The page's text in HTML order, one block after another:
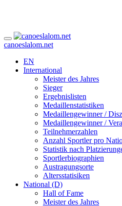
canoeslalom.net
EN
International
Meister des Jahres
Sieger
Ergebnislisten
Medaillenstatistiken
Medaillengewinner /
Medaillengewinner /
Teilnehmerzahlen
Anzahl Sportler pro
Statistik nach
Sportlerbiographien
Austragungsorte
Altersstatisiken
National (D)
Hall of Fame
Meister des Jahres